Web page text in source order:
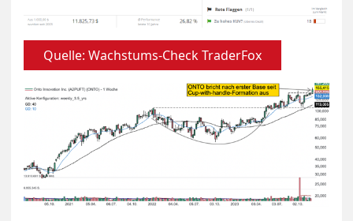
Quelle: Wachstums-Check TraderFox